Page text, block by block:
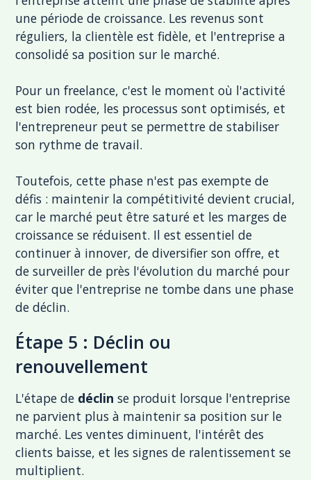
une période de croissance. Les revenus sont
réguliers, la clientèle est fidèle, et l'entreprise a
consolidé sa position sur le marché.
Pour un freelance, c'est le moment où l'activité
est bien rodée, les processus sont optimisés, et
l'entrepreneur peut se permettre de stabiliser
son rythme de travail.
Toutefois, cette phase n'est pas exempte de
défis : maintenir la compétitivité devient crucial,
car le marché peut être saturé et les marges de
croissance se réduisent. Il est essentiel de
continuer à innover, de diversifier son offre, et
de surveiller de près l'évolution du marché pour
éviter que l'entreprise ne tombe dans une phase
de déclin.
Étape 5 : Déclin ou
renouvellement
L'étape de déclin se produit lorsque l'entreprise
ne parvient plus à maintenir sa position sur le
marché. Les ventes diminuent, l'intérêt des
clients baisse, et les signes de ralentissement se
multiplient.